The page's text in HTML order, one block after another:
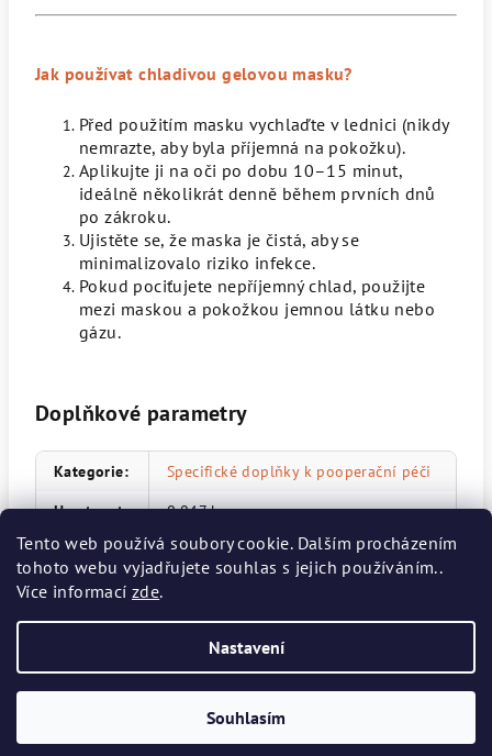
Tento web používá soubory cookie. Dalším procházením
tohoto webu vyjadřujete souhlas s jejich používáním..
Více informacízde.
Nastavení
Souhlasím
Jak používat chladivou gelovou masku?
Před použitím masku vychlaďte v lednici (nikdy
nemrazte, aby byla příjemná na pokožku).
Aplikujte ji na oči po dobu 10–15 minut,
ideálně několikrát denně během prvních dnů
po zákroku.
Ujistěte se, že maska je čistá, aby se
minimalizovalo riziko infekce.
Pokud pociťujete nepříjemný chlad, použijte
mezi maskou a pokožkou jemnou látku nebo
gázu.
Doplňkové parametry
Kategorie:
Specifické doplňky k pooperační péči
Hmotnost:
0.047 kg
EAN:
8595017900426
Položka byla vyprodána…
Copyright 2026 . Všechna práva vyhrazena.
Vytvořil Shoptet